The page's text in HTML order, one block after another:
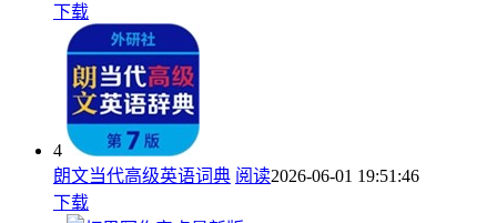
下载
4
朗文当代高级英语词典 阅读2026-06-01 19:51:46
下载